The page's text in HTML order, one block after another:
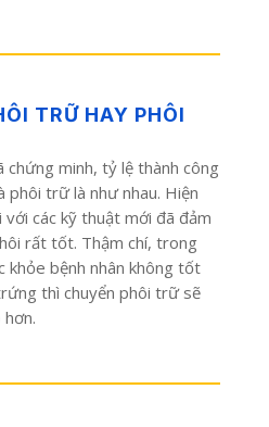
TRỮ HAY PHÔI
chứng minh, tỷ lệ thành công
phôi trữ là như nhau. Hiện
các kỹ thuật mới đã đảm
rất tốt. Thậm chí, trong
bệnh nhân không tốt
thì chuyển phôi trữ sẽ